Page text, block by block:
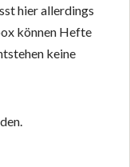
hier allerdings
können Hefte
keine